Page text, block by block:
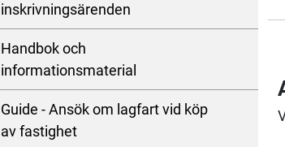
inskrivningsärenden
Handbok och
informationsmaterial
Guide - Ansök om lagfart vid köp
av fastighet